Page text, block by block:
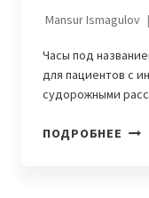
Mansur Ismagulov
Часы под
для пациентов с
судорожными
ПОДРОБНЕЕ